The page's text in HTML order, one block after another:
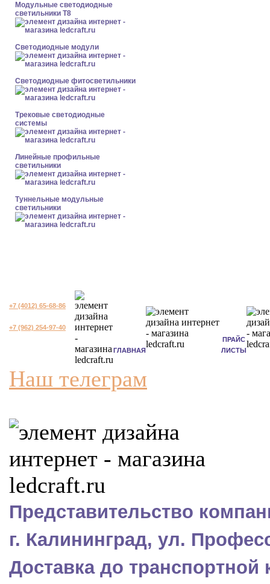
Модульные светодиодные
светильники Т8
Светодиодные модули
Светодиодные фитосветильники
Трековые светодиодные
системы
Линейные профильные
светильники
Туннельные модульные
светильники
+7 (4012) 65-68-86
+7 (962) 254-97-40
ГЛАВНАЯ
ПРАЙС
ЛИСТЫ
Наш телеграм
Представительство
г. Калининград, ул.
Доставка до